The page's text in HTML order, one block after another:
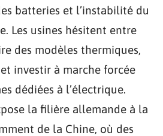
batteries et l’instabilité du
Les usines hésitent entre
des modèles thermiques,
investir à marche forcée
dédiées à l’électrique.
la filière allemande à la
de la Chine, où des